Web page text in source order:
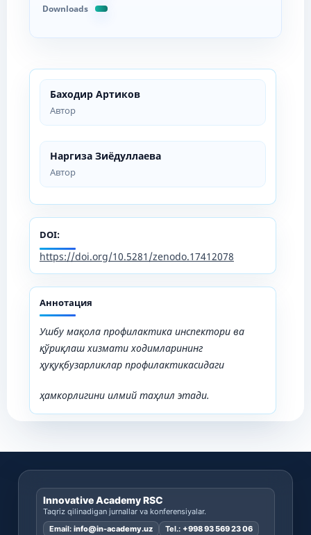
Баходир Артиков
Автор
Наргиза Зиёдуллаева
Автор
DOI:
https://doi.org/10.5281/zenodo.17412078
Аннотация
Ушбу мақола профилактика инспектори ва
қўриқлаш хизмати ходимларининг
ҳуқуқбузарликлар профилактикасидаги
ҳамкорлигини илмий таҳлил этади.
Downloads
Innovative Academy RSC
Taqriz qilinadigan jurnallar va konferensiyalar.
Email: info@in-academy.uz Tel.: +998 93 569 23 06